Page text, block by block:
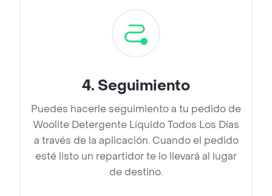
4. Seguimiento
Puedes hacerle seguimiento a tu pedido de
Woolite Detergente Líquido Todos Los Días
a través de la aplicación. Cuando el pedido
esté listo un repartidor te lo llevará al lugar
de destino.